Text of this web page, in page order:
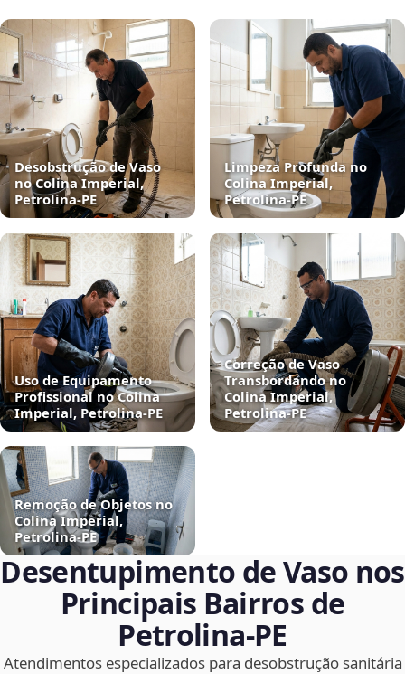
Desobstrução de Vaso
no Colina Imperial,
Petrolina‑PE
Limpeza Profunda no
Colina Imperial,
Petrolina‑PE
Uso de Equipamento
Profissional no Colina
Imperial, Petrolina‑PE
Correção de Vaso
Transbordando no
Colina Imperial,
Petrolina‑PE
Remoção de Objetos no
Colina Imperial,
Petrolina‑PE
Desentupimento de Vaso nos
Principais Bairros de
Petrolina‑PE
Atendimentos especializados para desobstrução sanitária